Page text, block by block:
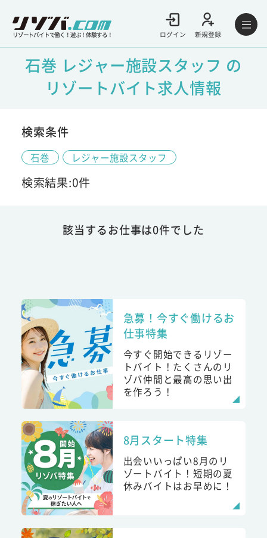
リゾートバイトで働く！遊ぶ！体験する！ ログイン 新規登録
石巻 レジャー施設スタッフ の
リゾートバイト求人情報
検索条件
石巻 レジャー施設スタッフ
検索結果:0件
該当するお仕事は0件でした
急募！今すぐ働けるお
仕事特集
今すぐ開始できるリゾー
トバイト！たくさんのリ
ゾバ仲間と最高の思い出
を作ろう！
8月スタート特集
出会いいっぱい8月のリ
ゾートバイト！短期の夏
休みバイトはお早めに！